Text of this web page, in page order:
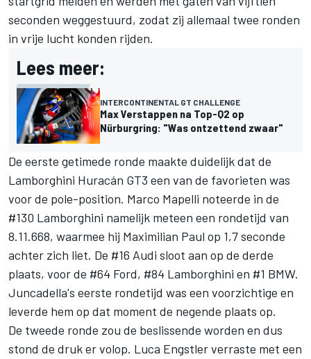
seconden weggestuurd, zodat zij allemaal twee ronden
in vrije lucht konden rijden.
Lees meer:
INTERCONTINENTAL GT CHALLENGE
Max Verstappen na Top-Q2 op
Nürburgring: "Was ontzettend zwaar"
De eerste getimede ronde maakte duidelijk dat de
Lamborghini Huracán GT3 een van de favorieten was
voor de pole-position. Marco Mapelli noteerde in de
#130 Lamborghini namelijk meteen een rondetijd van
8.11.668, waarmee hij Maximilian Paul op 1,7 seconde
achter zich liet. De #16 Audi sloot aan op de derde
plaats, voor de #64 Ford, #84 Lamborghini en #1 BMW.
Juncadella's eerste rondetijd was een voorzichtige en
leverde hem op dat moment de negende plaats op.
De tweede ronde zou de beslissende worden en dus
stond de druk er volop. Luca Engstler verraste met een